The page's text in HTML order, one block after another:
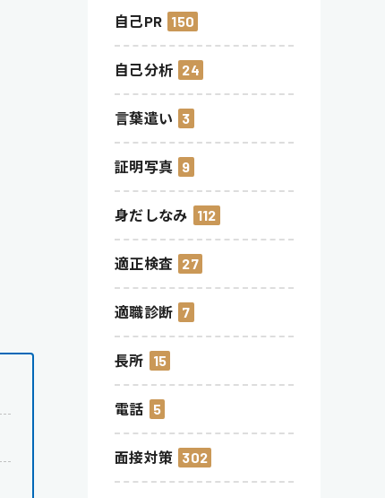
自己PR 150
自己分析 24
言葉遣い 3
証明写真 9
身だしなみ 112
適正検査 27
適職診断 7
長所 15
電話 5
面接対策 302